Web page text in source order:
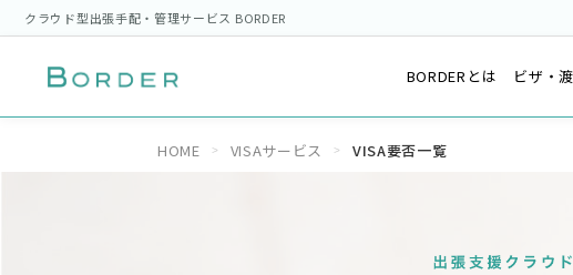
クラウド型出張手配・管理サービス BORDER
BORDERとは ビザ・
HOME VISAサービス VISA要否一覧